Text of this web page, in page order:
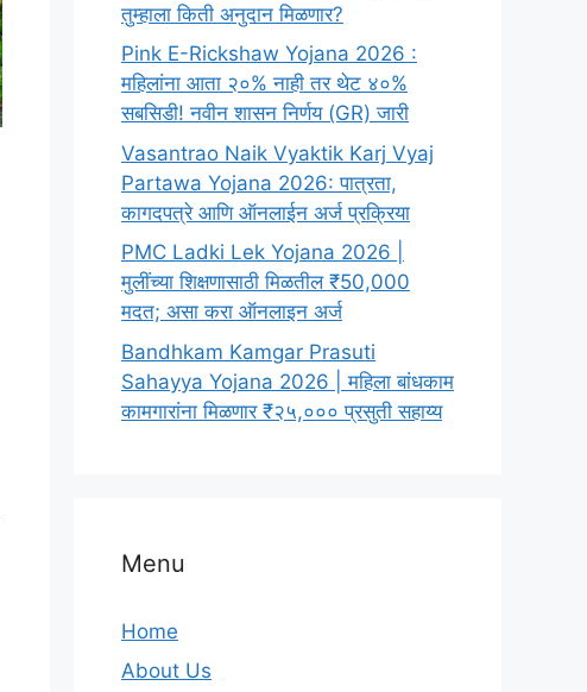
तुम्हाला किती अनुदान मिळणार?
Pink E-Rickshaw Yojana 2026 :
महिलांना आता २०% नाही तर थेट ४०%
सबसिडी! नवीन शासन निर्णय (GR) जारी
Vasantrao Naik Vyaktik Karj Vyaj
Partawa Yojana 2026: पात्रता,
कागदपत्रे आणि ऑनलाईन अर्ज प्रक्रिया
PMC Ladki Lek Yojana 2026 |
मुलींच्या शिक्षणासाठी मिळतील ₹50,000
मदत; असा करा ऑनलाइन अर्ज
Bandhkam Kamgar Prasuti
Sahayya Yojana 2026 | महिला बांधकाम
कामगारांना मिळणार ₹२५,००० प्रसुती सहाय्य
Menu
Home
About Us